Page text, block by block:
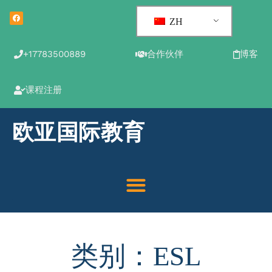
ZH
+17783500889 合作伙伴 博客
课程注册
欧亚国际教育
类别：ESL